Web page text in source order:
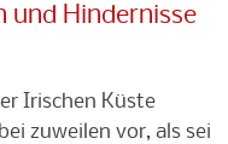
und Hindernisse
Irischen Küste
zuweilen vor, als sei